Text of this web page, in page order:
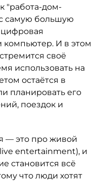
"работа-дом-
самую большую
компьютер. И в этом
своё
использовать на
остаётся в
планировать его
поездок и
— это про живой
entertainment), и
становится всё
что люди хотят